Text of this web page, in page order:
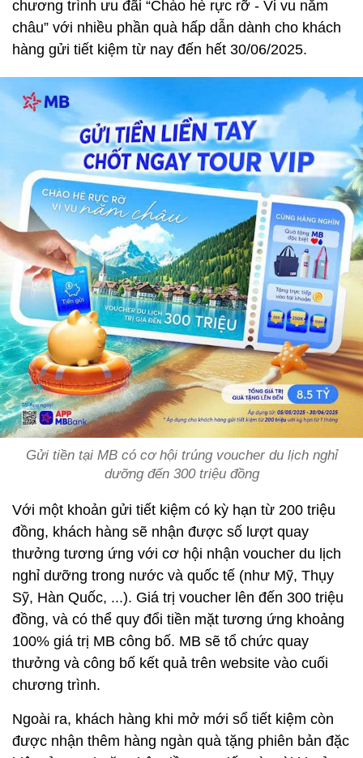
chương trình ưu đãi “Chào hè rực rỡ - Vi vu năm
châu” với nhiều phần quà hấp dẫn dành cho khách
hàng gửi tiết kiệm từ nay đến hết 30/06/2025.
Gửi tiền tại MB có cơ hội trúng voucher du lịch nghỉ
dưỡng đến 300 triệu đồng
Với một khoản gửi tiết kiệm có kỳ hạn từ 200 triệu
đồng, khách hàng sẽ nhận được số lượt quay
thưởng tương ứng với cơ hội nhận voucher du lịch
nghỉ dưỡng trong nước và quốc tế (như Mỹ, Thụy
Sỹ, Hàn Quốc, ...). Giá trị voucher lên đến 300 triệu
đồng, và có thể quy đổi tiền mặt tương ứng khoảng
100% giá trị MB công bố. MB sẽ tổ chức quay
thưởng và công bố kết quả trên website vào cuối
chương trình.
Ngoài ra, khách hàng khi mở mới sổ tiết kiệm còn
được nhận thêm hàng ngàn quà tặng phiên bản đặc